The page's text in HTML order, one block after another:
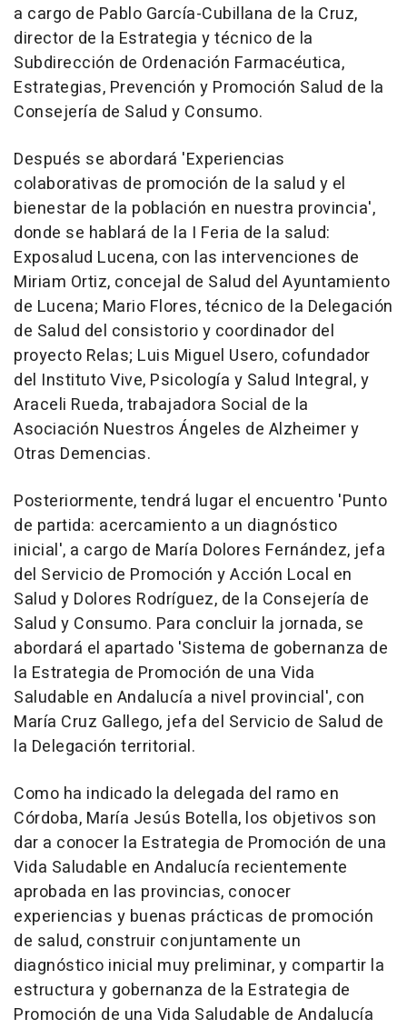
a cargo de Pablo García-Cubillana de la Cruz,
director de la Estrategia y técnico de la
Subdirección de Ordenación Farmacéutica,
Estrategias, Prevención y Promoción Salud de la
Consejería de Salud y Consumo.
Después se abordará 'Experiencias
colaborativas de promoción de la salud y el
bienestar de la población en nuestra provincia',
donde se hablará de la I Feria de la salud:
Exposalud Lucena, con las intervenciones de
Miriam Ortiz, concejal de Salud del Ayuntamiento
de Lucena; Mario Flores, técnico de la Delegación
de Salud del consistorio y coordinador del
proyecto Relas; Luis Miguel Usero, cofundador
del Instituto Vive, Psicología y Salud Integral, y
Araceli Rueda, trabajadora Social de la
Asociación Nuestros Ángeles de Alzheimer y
Otras Demencias.
Posteriormente, tendrá lugar el encuentro 'Punto
de partida: acercamiento a un diagnóstico
inicial', a cargo de María Dolores Fernández, jefa
del Servicio de Promoción y Acción Local en
Salud y Dolores Rodríguez, de la Consejería de
Salud y Consumo. Para concluir la jornada, se
abordará el apartado 'Sistema de gobernanza de
la Estrategia de Promoción de una Vida
Saludable en Andalucía a nivel provincial', con
María Cruz Gallego, jefa del Servicio de Salud de
la Delegación territorial.
Como ha indicado la delegada del ramo en
Córdoba, María Jesús Botella, los objetivos son
dar a conocer la Estrategia de Promoción de una
Vida Saludable en Andalucía recientemente
aprobada en las provincias, conocer
experiencias y buenas prácticas de promoción
de salud, construir conjuntamente un
diagnóstico inicial muy preliminar, y compartir la
estructura y gobernanza de la Estrategia de
Promoción de una Vida Saludable de Andalucía